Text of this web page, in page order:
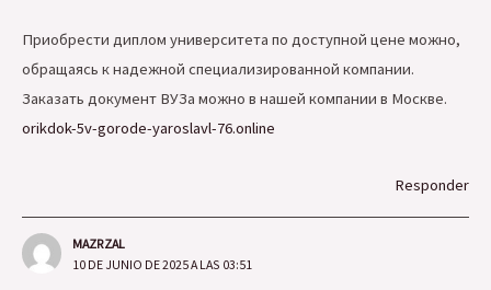
Приобрести диплом университета по доступной цене можно,
обращаясь к надежной специализированной компании.
Заказать документ ВУЗа можно в нашей компании в Москве.
orikdok-5v-gorode-yaroslavl-76.online
Responder
MAZRZAL
10 DE JUNIO DE 2025 A LAS 03:51